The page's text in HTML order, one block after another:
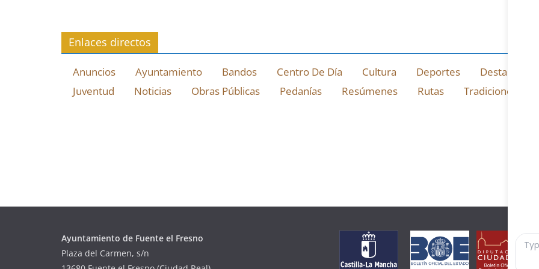
Enlaces directos
Anuncios Ayuntamiento Bandos Centro De Día Cultura Deportes Destacado
Juventud
Noticias Obras Públicas Pedanías Resúmenes Rutas Tradiciones
Ayuntamiento de Fuente el Fresno
Plaza del Carmen, s/n